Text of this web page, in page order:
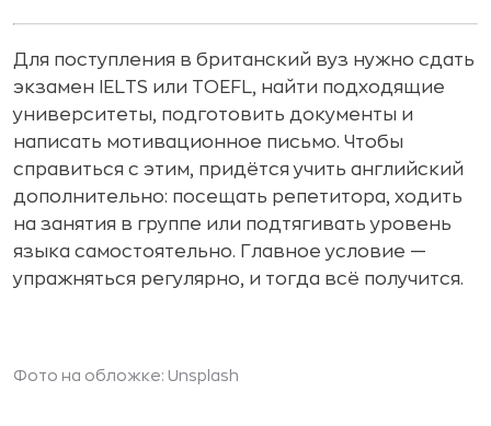
Для поступления в британский вуз нужно сдать
экзамен IELTS или TOEFL, найти подходящие
университеты, подготовить документы и
написать мотивационное письмо. Чтобы
справиться с этим, придётся учить английский
дополнительно: посещать репетитора, ходить
на занятия в группе или подтягивать уровень
языка самостоятельно. Главное условие —
упражняться регулярно, и тогда всё получится.
Фото на обложке: Unsplash